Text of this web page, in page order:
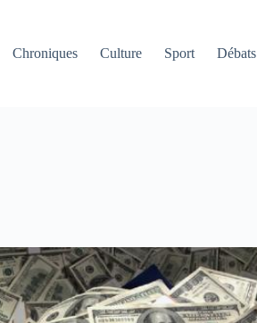
Chroniques Culture Sport Débats